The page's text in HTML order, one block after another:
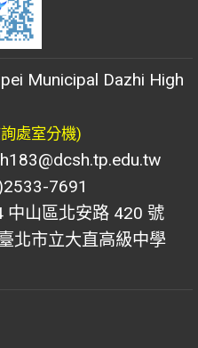
Municipal Dazhi High
處室分機)
7691
中山區北安路 420 號
北市立大直高級中學